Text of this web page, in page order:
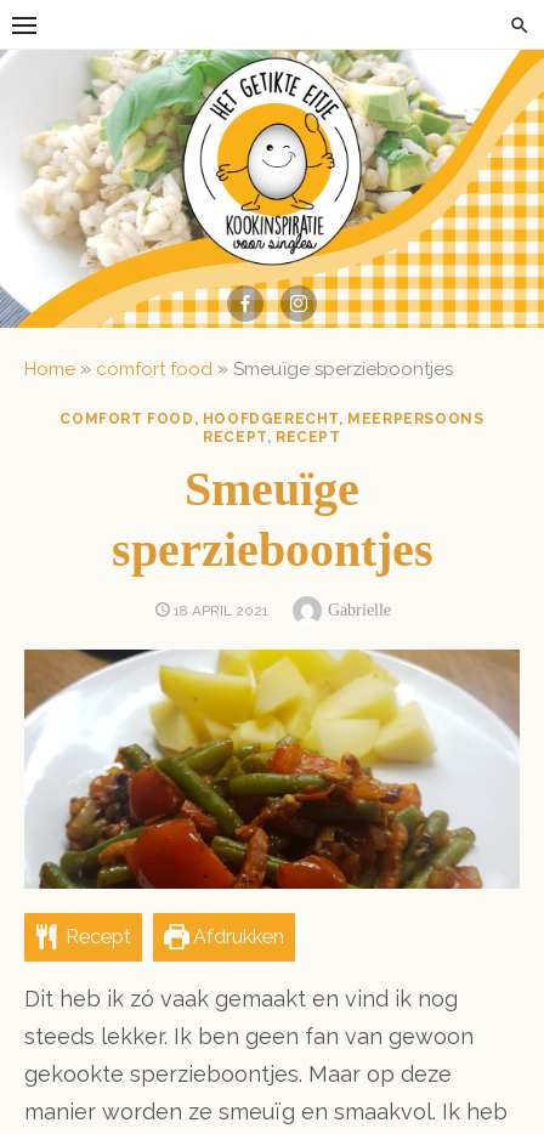
Skip
to
Home » comfort food » Smeuïge sperzieboontjes
COMFORT FOOD , HOOFDGERECHT, MEERPERSOONS
RECEPT, RECEPT
Smeuïge
sperzieboontjes
POSTED
18 APRIL 2021 Author
Gabrielle
Recept Afdrukken
Dit heb ik zó vaak gemaakt en vind ik nog
steeds lekker. Ik ben geen fan van gewoon
gekookte sperzieboontjes. Maar op deze
manier worden ze smeuïg en smaakvol. Ik heb